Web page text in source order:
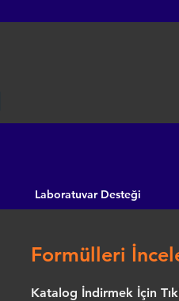
Laboratuvar Desteği
Formülleri
Katalog İndirmek İçin